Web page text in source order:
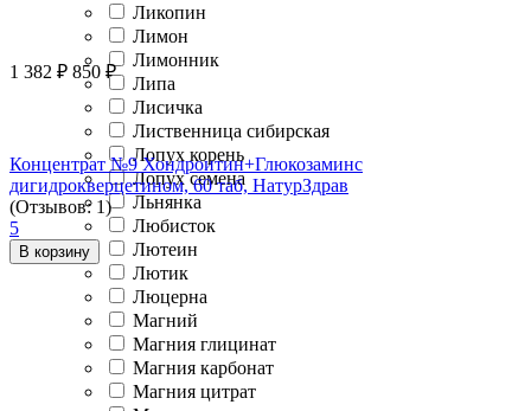
Ликопин
Лимон
Лимонник
Липа
Лисичка
Лиственница сибирская
Лопух корень
Лопух семена
Льнянка
Любисток
Лютеин
Лютик
Люцерна
Магний
Магния глицинат
Магния карбонат
Магния цитрат
1 382 ₽ 850 ₽
Концентрат №9 Хондроитин+Глюкозаминс
дигидрокверцетином, 60 таб, НатурЗдрав
(Отзывов: 1)
5
В корзину